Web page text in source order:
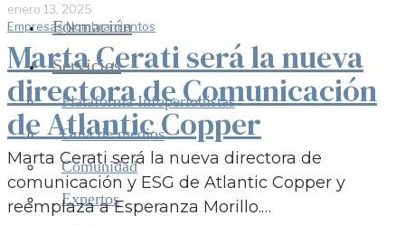
Formación
Servicios
Plataforma Infoperiodistas
Guía de medios
Comunidad
Expertos
enero 13, 2025
Empresas·Nombramientos
Marta Cerati será la nueva
directora de Comunicación
de Atlantic Copper
Marta Cerati será la nueva directora de
comunicación y ESG de Atlantic Copper y
reemplaza a Esperanza Morillo.…